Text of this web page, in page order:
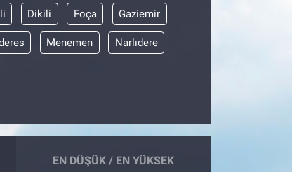
Dikili Foça Gaziemir
Menemen Narlıdere
EN DÜŞÜK / EN YÜKSEK